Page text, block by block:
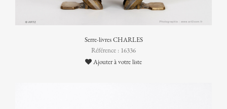
Serre-livres CHARLES
Référence : 16336
Ajouter à votre liste